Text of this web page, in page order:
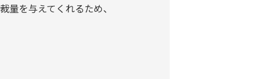
を与えてくれるため、